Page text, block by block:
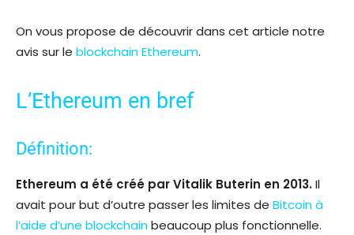
On vous propose de découvrir dans cet article notre
avis sur le blockchain Ethereum.
L’Ethereum en bref
Définition:
Ethereum a été créé par Vitalik Buterin en 2013.Il
avait pour but d’outre passer les limites de Bitcoin à
l’aide d’une blockchainbeaucoup plus fonctionnelle.